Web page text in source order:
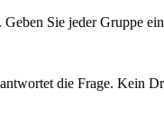
Sie jeder Gruppe
die Frage. Kein